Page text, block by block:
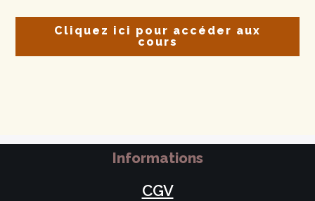
Cliquez ici pour accéder aux
cours
Informations
CGV